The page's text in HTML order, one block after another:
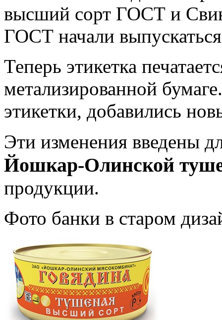
высший сорт ГОСТ и
ГОСТ начали
Теперь этикетка
метализированной
этикетки, добавились
Эти изменения введены
Йошкар-Олинской
продукции.
Фото банки в старом